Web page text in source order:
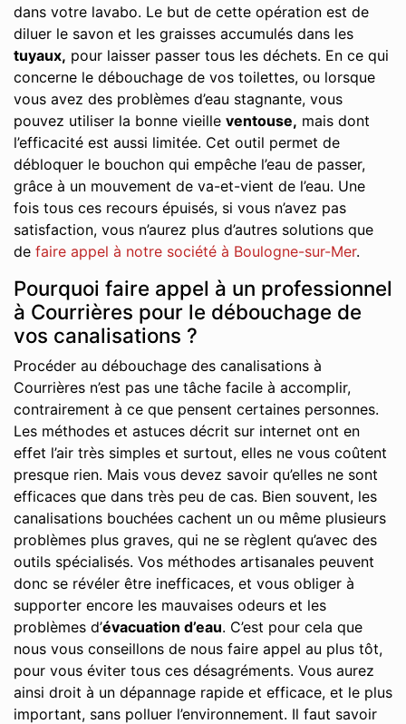
dans votre lavabo. Le but de cette opération est de
diluer le savon et les graisses accumulés dans les
tuyaux, pour laisser passer tous les déchets. En ce qui
concerne le débouchage de vos toilettes, ou lorsque
vous avez des problèmes d’eau stagnante, vous
pouvez utiliser la bonne vieille ventouse, mais dont
l’efficacité est aussi limitée. Cet outil permet de
débloquer le bouchon qui empêche l’eau de passer,
grâce à un mouvement de va-et-vient de l’eau. Une
fois tous ces recours épuisés, si vous n’avez pas
satisfaction, vous n’aurez plus d’autres solutions que
de faire appel à notre société à Boulogne-sur-Mer.
Pourquoi faire appel à un professionnel
à Courrières pour le débouchage de
vos canalisations ?
Procéder au débouchage des canalisations à
Courrières n’est pas une tâche facile à accomplir,
contrairement à ce que pensent certaines personnes.
Les méthodes et astuces décrit sur internet ont en
effet l’air très simples et surtout, elles ne vous coûtent
presque rien. Mais vous devez savoir qu’elles ne sont
efficaces que dans très peu de cas. Bien souvent, les
canalisations bouchées cachent un ou même plusieurs
problèmes plus graves, qui ne se règlent qu’avec des
outils spécialisés. Vos méthodes artisanales peuvent
donc se révéler être inefficaces, et vous obliger à
supporter encore les mauvaises odeurs et les
problèmes d’évacuation d’eau. C’est pour cela que
nous vous conseillons de nous faire appel au plus tôt,
pour vous éviter tous ces désagréments. Vous aurez
ainsi droit à un dépannage rapide et efficace, et le plus
important, sans polluer l’environnement. Il faut savoir